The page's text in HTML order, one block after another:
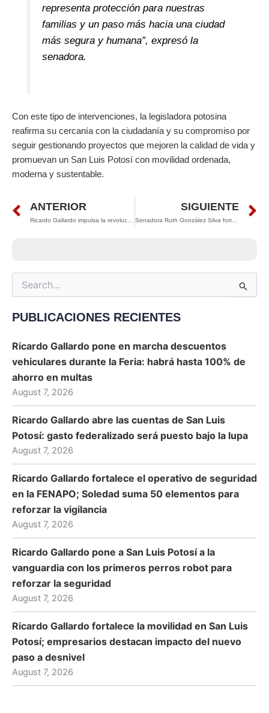
representa protección para nuestras
familias y un paso más hacia una ciudad
más segura y humana”, expresó la
senadora.
Con este tipo de intervenciones, la legisladora potosina
reafirma su cercanía con la ciudadanía y su compromiso por
seguir gestionando proyectos que mejoren la calidad de vida y
promuevan un San Luis Potosí con movilidad ordenada,
moderna y sustentable.
Prev
ANTERIOR
Ricardo Gallardo impulsa la revolución educativa en el Altiplano: nuevo Cobach en Villa de Arriaga alcanza 80% de avance
SIGUIENTE
Senadora Ruth González Silva fortalece la unidad del Partido Verde en San Luis Potosí durante la Asamblea Estatal 2025
Search
for:
PUBLICACIONES RECIENTES
Ricardo Gallardo pone en marcha descuentos
vehiculares durante la Feria: habrá hasta 100% de
ahorro en multas
August 7, 2026
Ricardo Gallardo abre las cuentas de San Luis
Potosí: gasto federalizado será puesto bajo la lupa
August 7, 2026
Ricardo Gallardo fortalece el operativo de seguridad
en la FENAPO; Soledad suma 50 elementos para
reforzar la vigilancia
August 7, 2026
Ricardo Gallardo pone a San Luis Potosí a la
vanguardia con los primeros perros robot para
reforzar la seguridad
August 7, 2026
Ricardo Gallardo fortalece la movilidad en San Luis
Potosí; empresarios destacan impacto del nuevo
paso a desnivel
August 7, 2026